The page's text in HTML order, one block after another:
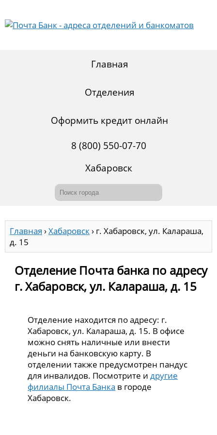
Главная
Отделения
Оформить кредит онлайн
8 (800) 550-07-70
Хабаровск
Главная ›Хабаровск› г. Хабаровск, ул. Калараша,
д. 15
Отделение Почта банка по адресу
г. Хабаровск, ул. Калараша, д. 15
Отделение находится по адресу: г.
Хабаровск, ул. Калараша, д. 15. В офисе
можно снять наличные или внести
деньги на банковскую карту. В
отделении также предусмотрен пандус
для инвалидов. Посмотрите идругие
филиалы Почта Банка в городе
Хабаровск.